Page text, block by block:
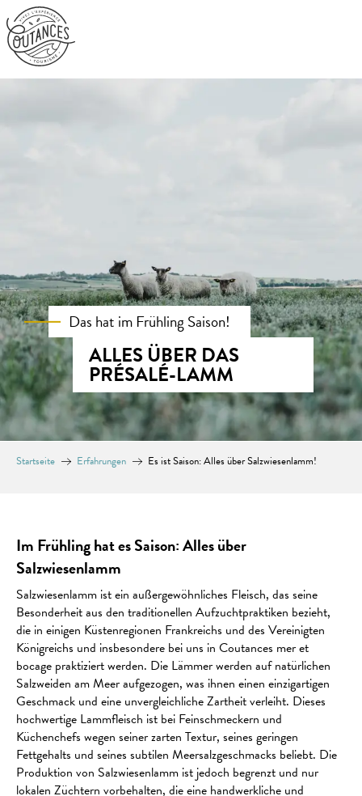
Aller
au
contenu
principal
Das hat im Frühling Saison!
ALLES ÜBER DAS
PRÉSALÉ-LAMM
Startseite Erfahrungen Es ist Saison: Alles über Salzwiesenlamm!
Im Frühling hat es Saison: Alles über
Salzwiesenlamm
Salzwiesenlamm ist ein außergewöhnliches Fleisch, das seine
Besonderheit aus den traditionellen Aufzuchtpraktiken bezieht,
die in einigen Küstenregionen Frankreichs und des Vereinigten
Königreichs und insbesondere bei uns in Coutances mer et
bocage praktiziert werden. Die Lämmer werden auf natürlichen
Salzweiden am Meer aufgezogen, was ihnen einen einzigartigen
Geschmack und eine unvergleichliche Zartheit verleiht. Dieses
hochwertige Lammfleisch ist bei Feinschmeckern und
Küchenchefs wegen seiner zarten Textur, seines geringen
Fettgehalts und seines subtilen Meersalzgeschmacks beliebt. Die
Produktion von Salzwiesenlamm ist jedoch begrenzt und nur
lokalen Züchtern vorbehalten, die eine handwerkliche und